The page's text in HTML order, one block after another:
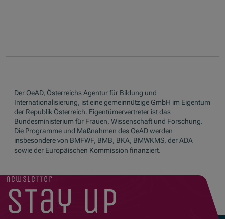
Der OeAD, Österreichs Agentur für Bildung und
Internationalisierung, ist eine gemeinnützige GmbH im Eigentum
der Republik Österreich. Eigentümervertreter ist das
Bundesministerium für Frauen, Wissenschaft und Forschung.
Die Programme und Maßnahmen des OeAD werden
insbesondere von BMFWF, BMB, BKA, BMWKMS, der ADA
sowie der Europäischen Kommission finanziert.
newsletter
stay up